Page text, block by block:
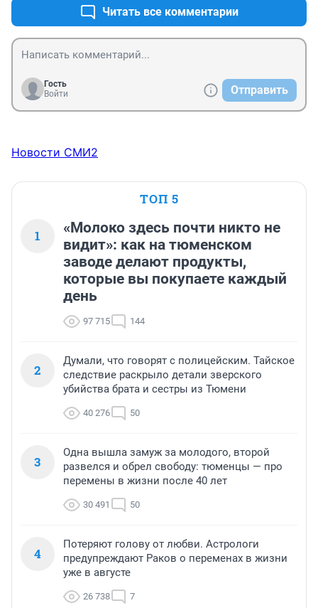
постоянно ездили. А на сегодняшную 12 тыщ не
разгуляешься. И не в тему, как можно единые
железные дороги и единую энергосистему в частные
руки отдать.
Читать все комментарии
Гость
Войти
Отправить
Новости СМИ2
ТОП 5
1
«Молоко здесь почти никто не
видит»: как на тюменском
заводе делают продукты,
которые вы покупаете каждый
день
97 715 144
2
Думали, что говорят с полицейским. Тайское
следствие раскрыло детали зверского
убийства брата и сестры из Тюмени
40 276 50
3
Одна вышла замуж за молодого, второй
развелся и обрел свободу: тюменцы — про
перемены в жизни после 40 лет
30 491 50
4
Потеряют голову от любви. Астрологи
предупреждают Раков о переменах в жизни
уже в августе
26 738 7